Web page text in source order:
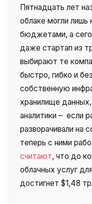
СПАМ-
SIP TRUNK
SMS-рассылки
Синтез речи
Голосовое
Сервис
телефона
Интеграция с
Пятнадцать лет
облаке могли
бюджетами, а
даже стартап из
выбирают те
быстро, гибко и
собственную
хранилище
аналитики – если
разворачивали на
теперь с ними
считают, что до
облачных услуг
достигнет $1,48